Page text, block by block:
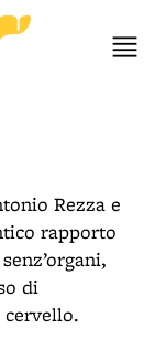
Rezza e
rapporto
di
cervello.